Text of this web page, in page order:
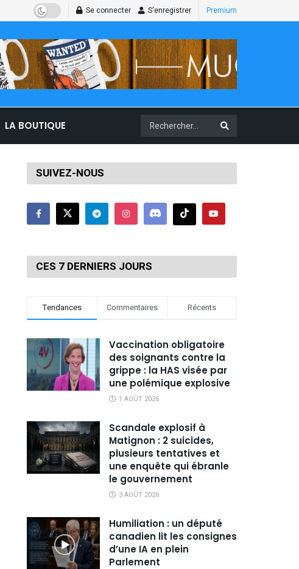
Se connecter S'enregistrer Premium
LA BOUTIQUE
SUIVEZ-NOUS
CES 7 DERNIERS JOURS
Tendances Commentaires Récents
Vaccination obligatoire
des soignants contre la
grippe : la HAS visée par
une polémique explosive
1 AOÛT 2026
Scandale explosif à
Matignon : 2 suicides,
plusieurs tentatives et
une enquête qui ébranle
le gouvernement
3 AOÛT 2026
Humiliation : un député
canadien lit les consignes
d’une IA en plein
Parlement